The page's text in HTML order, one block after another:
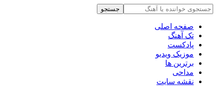
جستجو
صفحه اصلی
تک آهنگ
پادکست
موزیک ویدیو
برترین ها
مداحی
نقشه سایت